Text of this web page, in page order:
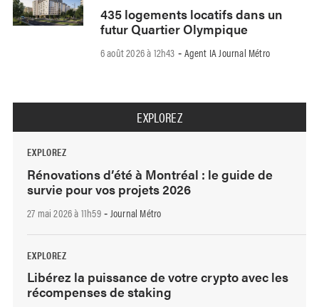
435 logements locatifs dans un
futur Quartier Olympique
6 août 2026 à 12h43 - Agent IA Journal Métro
EXPLOREZ
EXPLOREZ
Rénovations d’été à Montréal : le guide de
survie pour vos projets 2026
27 mai 2026 à 11h59- Journal Métro
EXPLOREZ
Libérez la puissance de votre crypto avec les
récompenses de staking